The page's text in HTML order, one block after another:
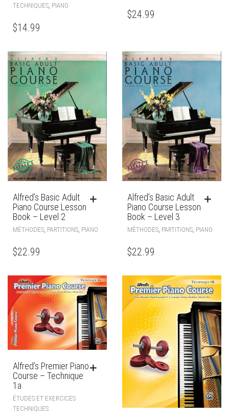
TECHNIQUES, PIANO
$14.99
$24.99
Alfred’s Basic Adult
Piano Course Lesson
Book – Level 2
MÉTHODES PARTITIONS PIANO
$22.99
Alfred’s Basic Adult
Piano Course Lesson
Book – Level 3
MÉTHODES PARTITIONS PIANO
$22.99
Alfred’s Premier Piano
Course – Technique
1a
ÉTUDES ET EXERCICES
TECHNIQUES